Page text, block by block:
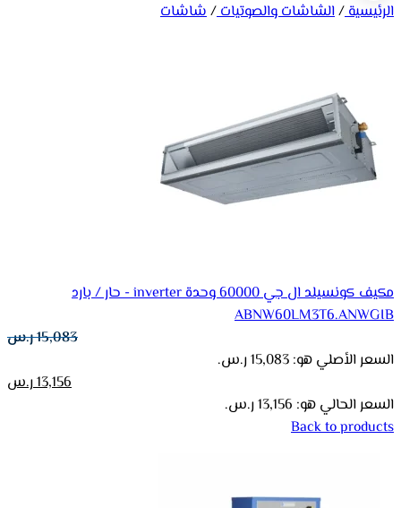
الرئيسية/الشاشات والصوتيات/شاشات
مكيف كونسيلد ال جي 60000 وحدة inverter - حار / بارد
ABNW60LM3T6.ANWGIB
15,083ر.س
السعر الأصلي هو: 15,083 ر.س.
13,156ر.س
السعر الحالي هو: 13,156 ر.س.
Back to products